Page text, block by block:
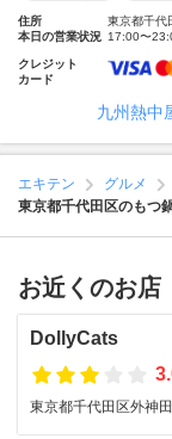
住所
東京都千代
本日の営業状況 17:00〜
クレジット
カード
九州熱中
エキテン グルメ
東京都千代田区のもつ
お近くのお店
DollyCats
東京都千代田区外神